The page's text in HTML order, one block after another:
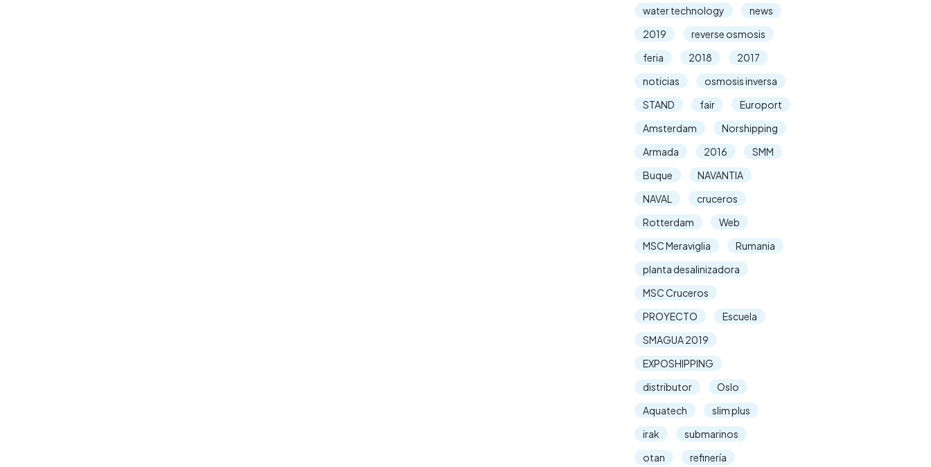
water technology
news
2019
reverse osmosis
feria
2018
2017
noticias
osmosis inversa
STAND
fair
Europort
Amsterdam
Norshipping
Armada
2016
SMM
Buque
NAVANTIA
NAVAL
cruceros
Rotterdam
Web
MSC Meraviglia
Rumania
planta desalinizadora
MSC Cruceros
PROYECTO
Escuela
SMAGUA 2019
EXPOSHIPPING
distributor
Oslo
Aquatech
slim plus
irak
submarinos
otan
refinería